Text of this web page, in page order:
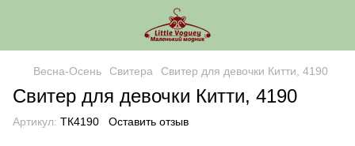
Весна-Осень Свитера Свитер для девочки Китти, 4190
Свитер для девочки Китти, 4190
Артикул: ТК4190 Оставить отзыв